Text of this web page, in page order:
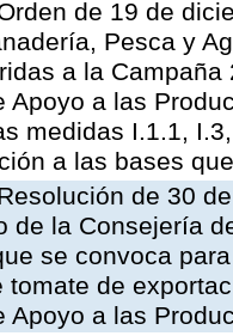
de 19 de
Pesca y
a la
Apoyo a las
medidas I.1.1,
a las bases
de 30
de la Consejería
se convoca
tomate de
Apoyo a las